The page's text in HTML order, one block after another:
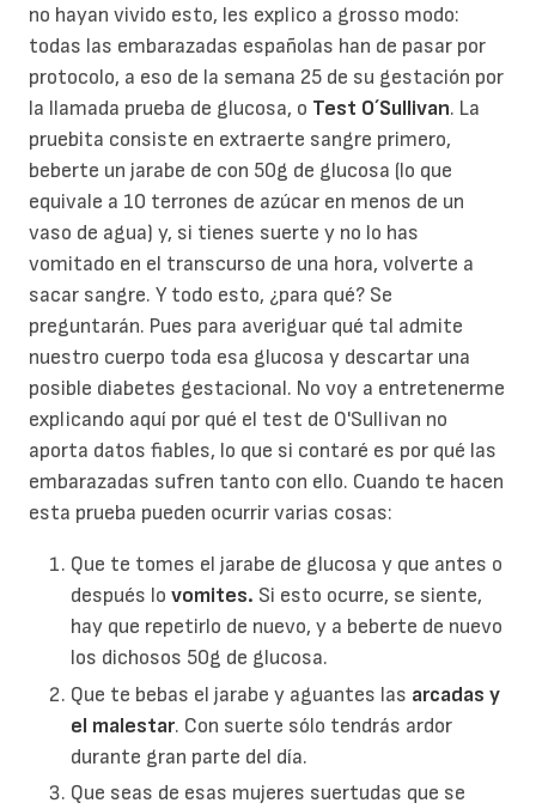
no hayan vivido esto, les explico a grosso modo:
todas las embarazadas españolas han de pasar por
protocolo, a eso de la semana 25 de su gestación por
la llamada prueba de glucosa, o Test O´Sullivan. La
pruebita consiste en extraerte sangre primero,
beberte un jarabe de con 50g de glucosa (lo que
equivale a 10 terrones de azúcar en menos de un
vaso de agua) y, si tienes suerte y no lo has
vomitado en el transcurso de una hora, volverte a
sacar sangre. Y todo esto, ¿para qué? Se
preguntarán. Pues para averiguar qué tal admite
nuestro cuerpo toda esa glucosa y descartar una
posible diabetes gestacional. No voy a entretenerme
explicando aquí por qué el test de O'Sullivan no
aporta datos fiables, lo que si contaré es por qué las
embarazadas sufren tanto con ello. Cuando te hacen
esta prueba pueden ocurrir varias cosas:
Que te tomes el jarabe de glucosa y que antes o
después lovomites. Si esto ocurre, se siente,
hay que repetirlo de nuevo, y a beberte de nuevo
los dichosos 50g de glucosa.
Que te bebas el jarabe y aguantes las arcadas y
el malestar. Con suerte sólo tendrás ardor
durante gran parte del día.
Que seas de esas mujeres suertudas que se